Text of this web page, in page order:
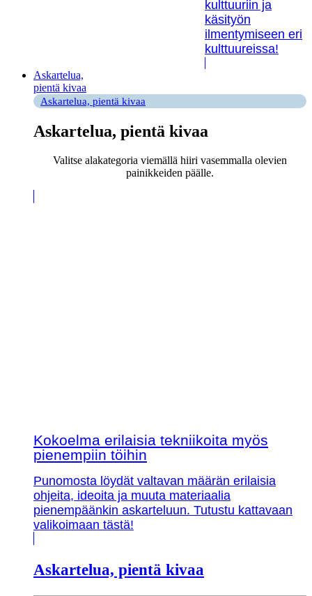
kulttuuriin ja
käsityön
ilmentymiseen eri
kulttuureissa!
Askartelua,
pientä kivaa
Askartelua, pientä kivaa
Askartelua, pientä kivaa
Valitse alakategoria viemällä hiiri vasemmalla olevien
painikkeiden päälle.
Kokoelma erilaisia tekniikoita myös
pienempiin töihin
Punomosta löydät valtavan määrän erilaisia
ohjeita, ideoita ja muuta materiaalia
pienempäänkin askarteluun. Tutustu kattavaan
valikoimaan tästä!
Askartelua, pientä kivaa